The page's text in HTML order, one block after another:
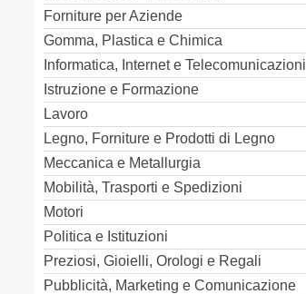
Forniture per Aziende
Gomma, Plastica e Chimica
Informatica, Internet e Telecomunicazioni
Istruzione e Formazione
Lavoro
Legno, Forniture e Prodotti di Legno
Meccanica e Metallurgia
Mobilità, Trasporti e Spedizioni
Motori
Politica e Istituzioni
Preziosi, Gioielli, Orologi e Regali
Pubblicità, Marketing e Comunicazione